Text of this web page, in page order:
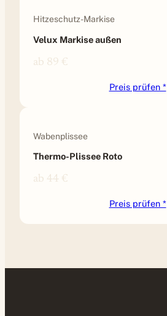
Hitzeschutz-Markise
Velux Markise außen
ab 89 €
Preis prüfen *
Wabenplissee
Thermo-Plissee Roto
ab 44 €
Preis prüfen *